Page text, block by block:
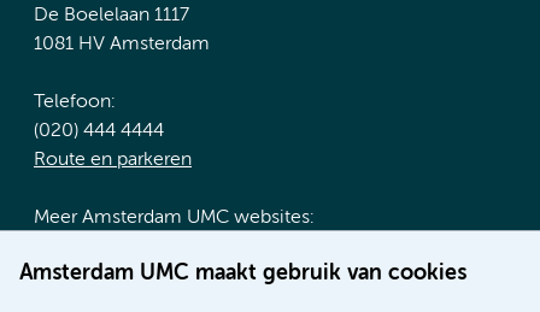
Amsterdam UMC maakt gebruik van cookies
De Boelelaan 1117
1081 HV Amsterdam
Telefoon:
(020) 444 4444
Route en parkeren
Meer Amsterdam UMC websites:
Werken bij Amsterdam UMC